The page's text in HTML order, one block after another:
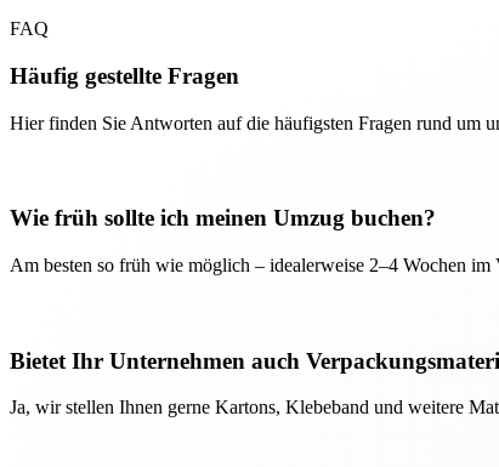
FAQ
Häufig gestellte Fragen
Hier finden Sie Antworten auf die häufigsten Fragen rund um
Wie früh sollte ich meinen Umzug buchen?
Am besten so früh wie möglich – idealerweise 2–4 Wochen
Bietet Ihr Unternehmen auch
Ja, wir stellen Ihnen gerne Kartons, Klebeband und weitere